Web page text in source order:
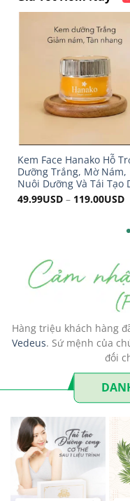
Hỗ Trợ
Mờ Nám,
Và Tái Tạo Da
119.00USD
KEM
DA
50.99
Hàng triệu khách hàng
Vedeus. Sứ mệnh của
đối